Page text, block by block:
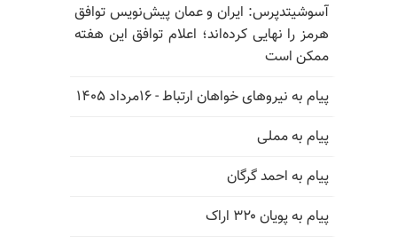
آسوشیتدپرس: ایران و عمان پیش‌نویس توافق
هرمز را نهایی کرده‌اند؛ اعلام توافق این هفته
ممکن است
پیام به نیروهای خواهان ارتباط - ۱۶مرداد ۱۴۰۵
پیام به مملی
پیام به احمد گرگان
پیام به پویان ۳۲۰ اراک